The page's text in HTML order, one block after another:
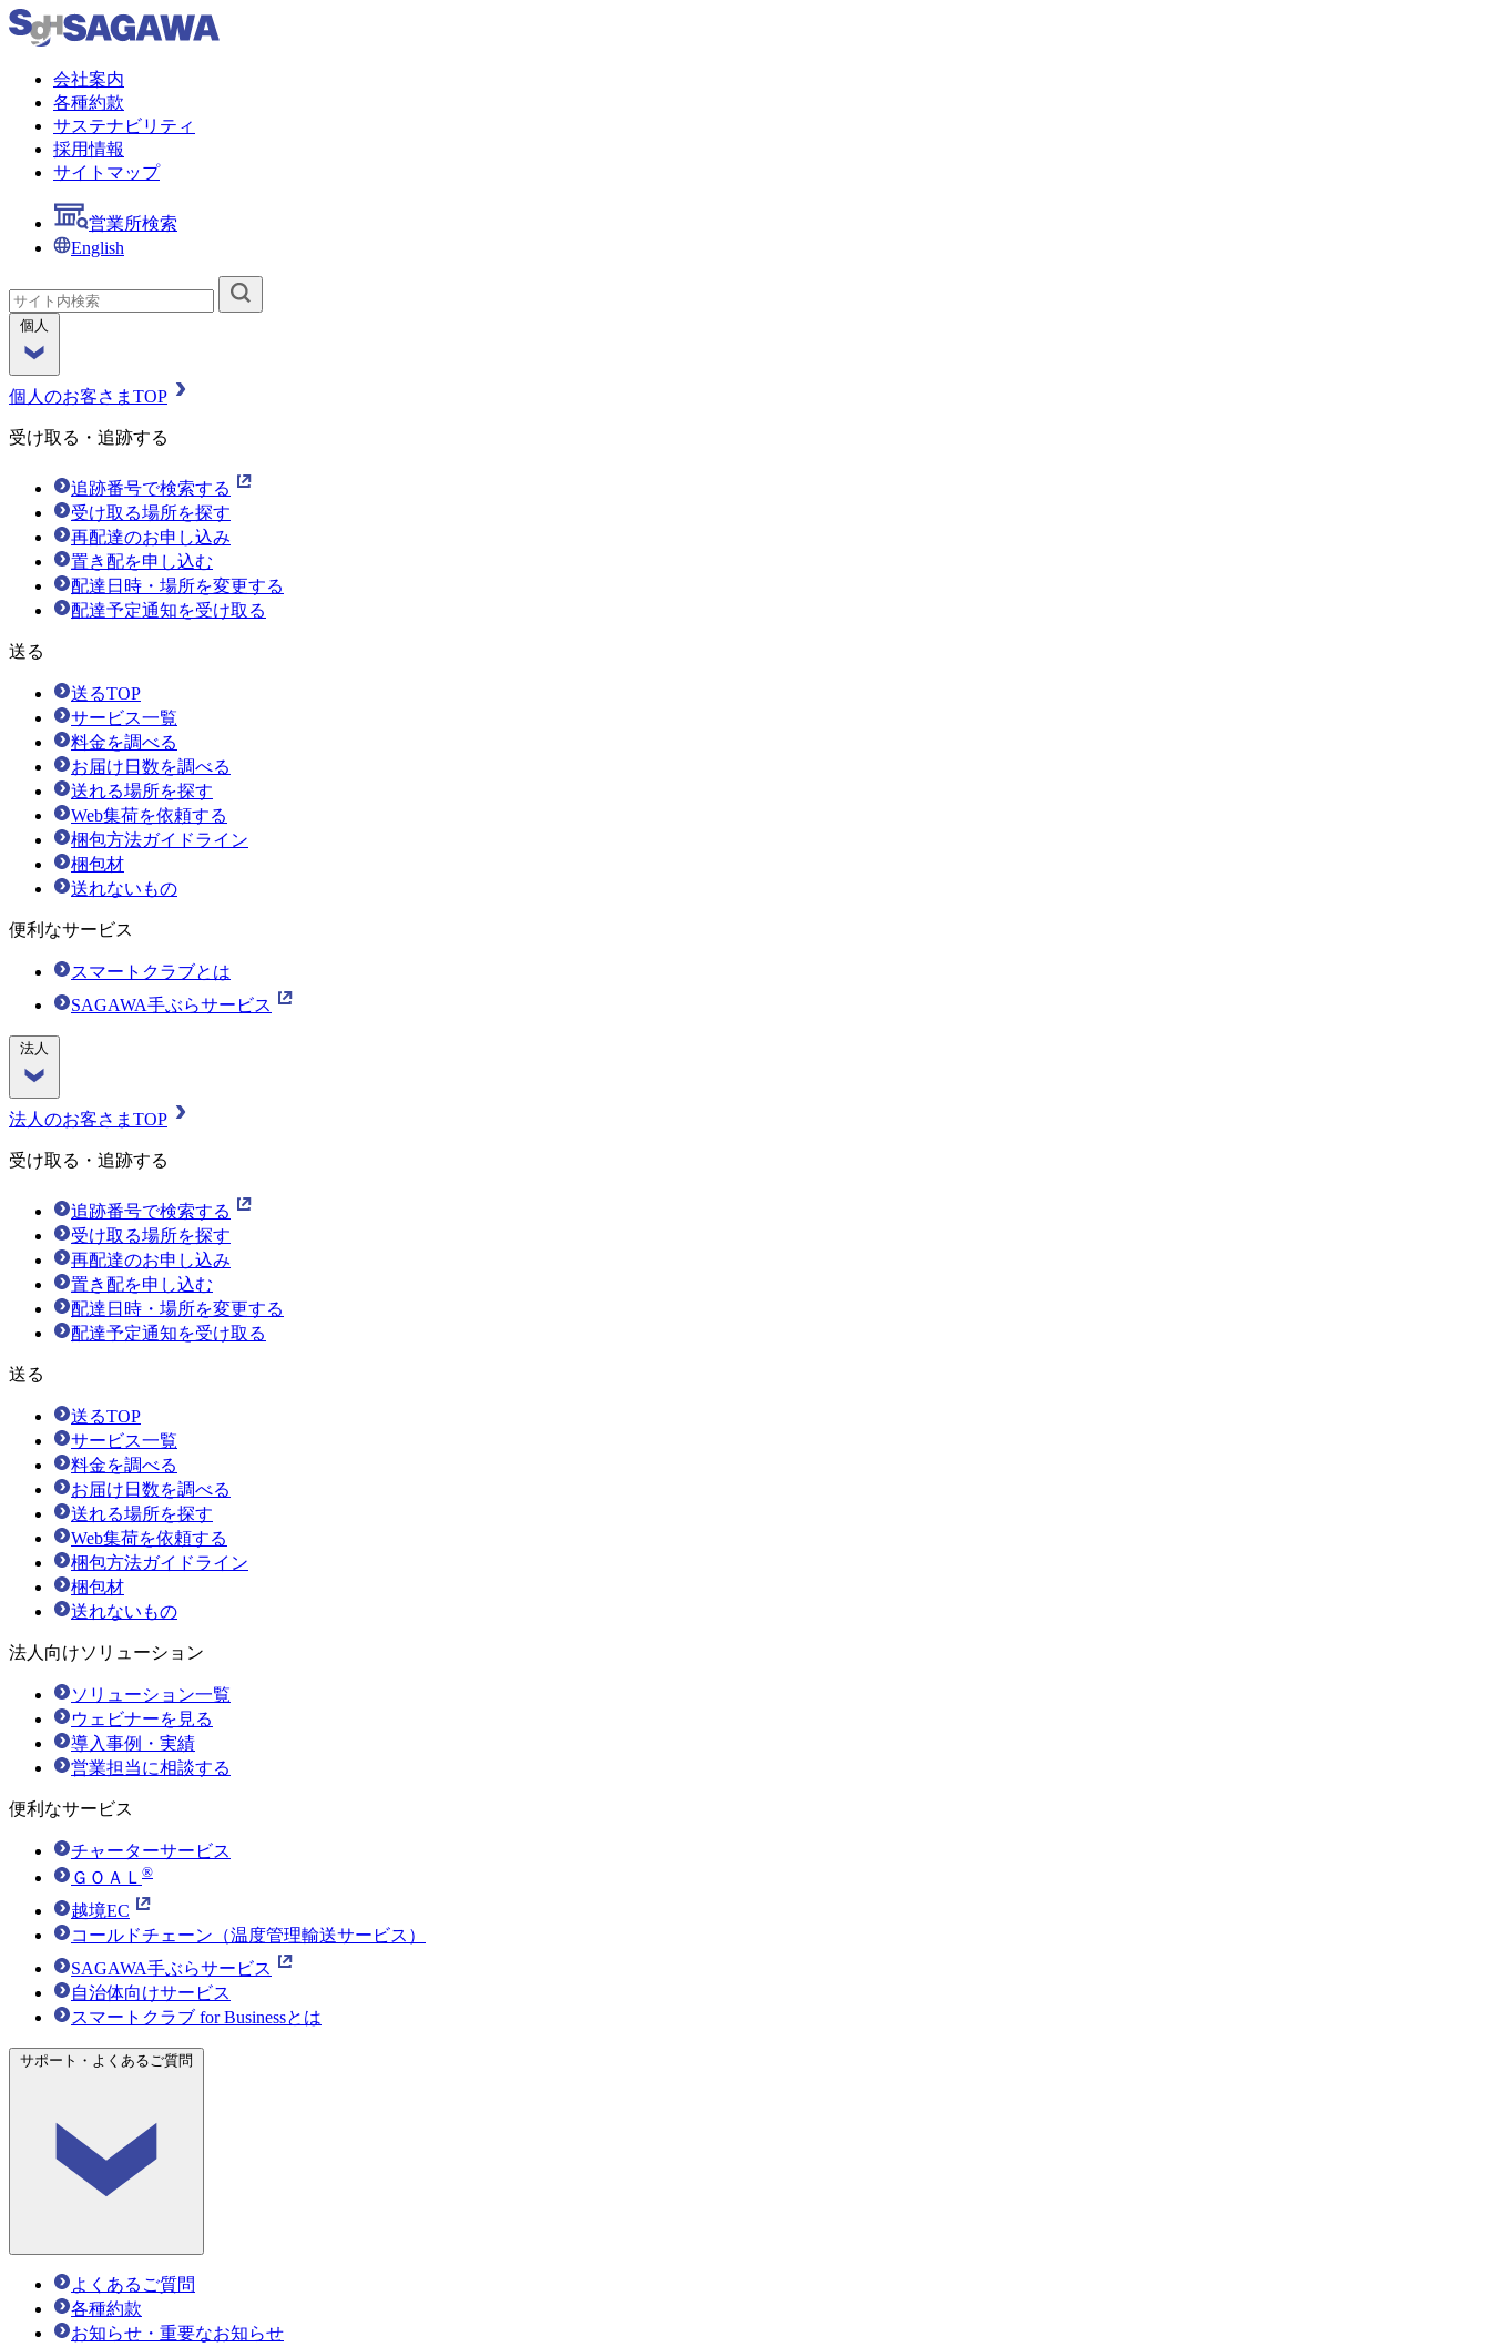
会社案内
各種約款
サステナビリティ
採用情報
サイトマップ
営業所検索
English
個人
個人のお客さまTOP
受け取る・追跡する
追跡番号で検索する
受け取る場所を探す
再配達のお申し込み
置き配を申し込む
配達日時・場所を変更する
配達予定通知を受け取る
送る
送るTOP
サービス一覧
料金を調べる
お届け日数を調べる
送れる場所を探す
Web集荷を依頼する
梱包方法ガイドライン
梱包材
送れないもの
便利なサービス
スマートクラブとは
SAGAWA手ぶらサービス
法人
法人のお客さまTOP
受け取る・追跡する
追跡番号で検索する
受け取る場所を探す
再配達のお申し込み
置き配を申し込む
配達日時・場所を変更する
配達予定通知を受け取る
送る
送るTOP
サービス一覧
料金を調べる
お届け日数を調べる
送れる場所を探す
Web集荷を依頼する
梱包方法ガイドライン
梱包材
送れないもの
法人向けソリューション
ソリューション一覧
ウェビナーを見る
導入事例・実績
営業担当に相談する
便利なサービス
チャーターサービス
ＧＯＡＬ ®
越境EC
コールドチェーン（温度管理輸送サービス）
SAGAWA手ぶらサービス
自治体向けサービス
スマートクラブ for Businessとは
サポート・よくあるご質問
よくあるご質問
各種約款
お知らせ・重要なお知らせ